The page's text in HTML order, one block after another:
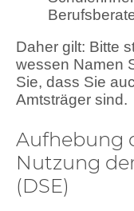
Daher gilt: Bitte
wessen Namen
Sie, dass Sie
Amtsträger sind.
Aufhebung
Nutzung
(DSE)